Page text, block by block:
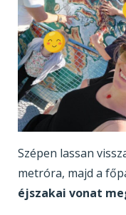
Szépen lassan
metróra, majd a
éjszakai vonat